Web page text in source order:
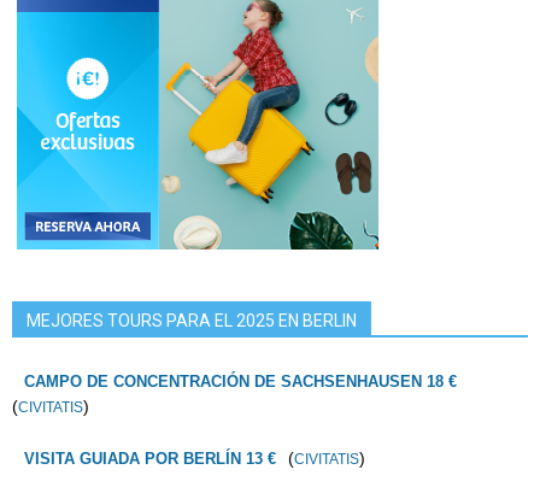
MEJORES TOURS PARA EL 2025 EN BERLIN
CAMPO DE CONCENTRACIÓN DE SACHSENHAUSEN 18 €
(CIVITATIS)
VISITA GUIADA POR BERLÍN 13 € (CIVITATIS)